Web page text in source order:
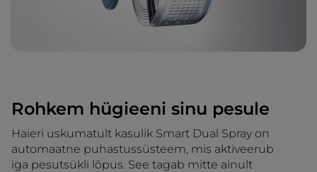
Rohkem hügieeni sinu pesule
Haieri uskumatult kasulik Smart Dual Spray on
automaatne puhastussüsteem, mis aktiveerub
iga pesutsükli lõpus. See tagab mitte ainult